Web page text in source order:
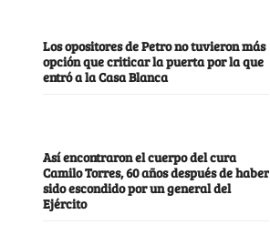
Los opositores de Petro no tuvieron más
opción que criticar la puerta por la que
entró a la Casa Blanca
Así encontraron el cuerpo del cura
Camilo Torres, 60 años después de haber
sido escondido por un general del
Ejército